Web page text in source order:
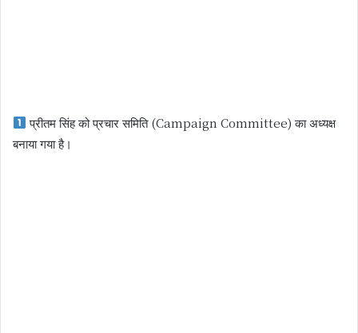
प्रीतम सिंह को प्रचार समिति (Campaign Committee) का अध्यक्ष
बनाया गया है।